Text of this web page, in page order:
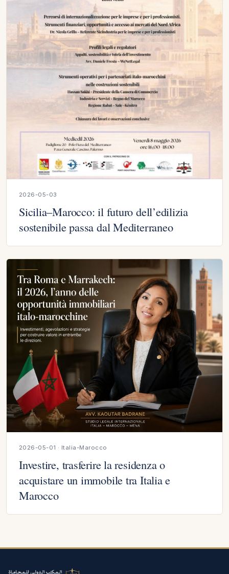
2026-05-03
Sicilia–Marocco: il futuro dell’edilizia
sostenibile passa dal Mediterraneo
2026-05-01 · Italia-Marocco
Investire, trasferire la residenza o
acquistare un immobile tra Italia e
Marocco